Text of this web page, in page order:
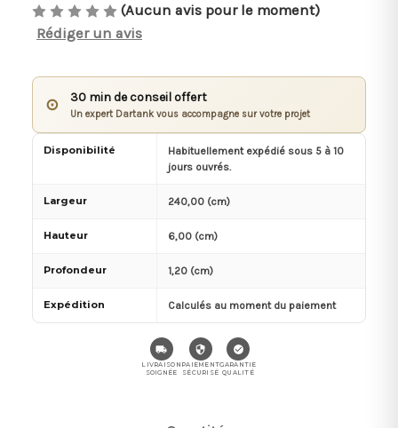
(Aucun avis pour le moment)
Rédiger un avis
⊙ 30 min de conseil offert
Un expert Dartank vous accompagne sur votre projet
Disponibilité
Habituellement expédié sous 5 à 10
jours ouvrés.
Largeur 240,00 (cm)
Hauteur 6,00 (cm)
Profondeur 1,20 (cm)
Expédition Calculés au moment du paiement
LIVRAISON
SOIGNÉE
PAIEMENT
SÉCURISÉ
GARANTIE
QUALITÉ